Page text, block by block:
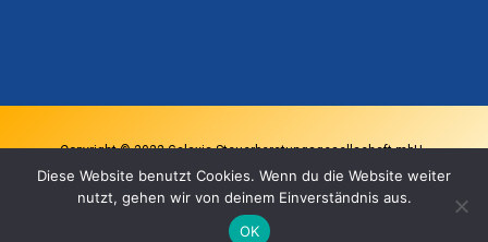
Copyright © 2022 Galaxia Steuerberatungsgesellschaft mbH -
Impressum-Datenschutz
Diese Website benutzt Cookies. Wenn du die Website weiter
nutzt, gehen wir von deinem Einverständnis aus.
OK